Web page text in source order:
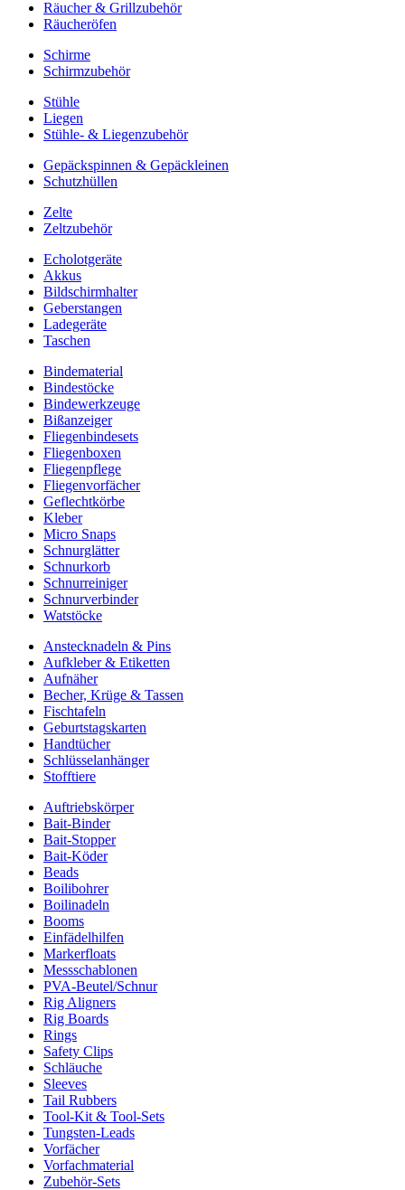
Räucher & Grillzubehör
Räucheröfen
Schirme
Schirmzubehör
Stühle
Liegen
Stühle- & Liegenzubehör
Gepäckspinnen & Gepäckleinen
Schutzhüllen
Zelte
Zeltzubehör
Echolotgeräte
Akkus
Bildschirmhalter
Geberstangen
Ladegeräte
Taschen
Bindematerial
Bindestöcke
Bindewerkzeuge
Bißanzeiger
Fliegenbindesets
Fliegenboxen
Fliegenpflege
Fliegenvorfächer
Geflechtkörbe
Kleber
Micro Snaps
Schnurglätter
Schnurkorb
Schnurreiniger
Schnurverbinder
Watstöcke
Anstecknadeln & Pins
Aufkleber & Etiketten
Aufnäher
Becher, Krüge & Tassen
Fischtafeln
Geburtstagskarten
Handtücher
Schlüsselanhänger
Stofftiere
Auftriebskörper
Bait-Binder
Bait-Stopper
Bait-Köder
Beads
Boilibohrer
Boilinadeln
Booms
Einfädelhilfen
Markerfloats
Messschablonen
PVA-Beutel/Schnur
Rig Aligners
Rig Boards
Rings
Safety Clips
Schläuche
Sleeves
Tail Rubbers
Tool-Kit & Tool-Sets
Tungsten-Leads
Vorfächer
Vorfachmaterial
Zubehör-Sets